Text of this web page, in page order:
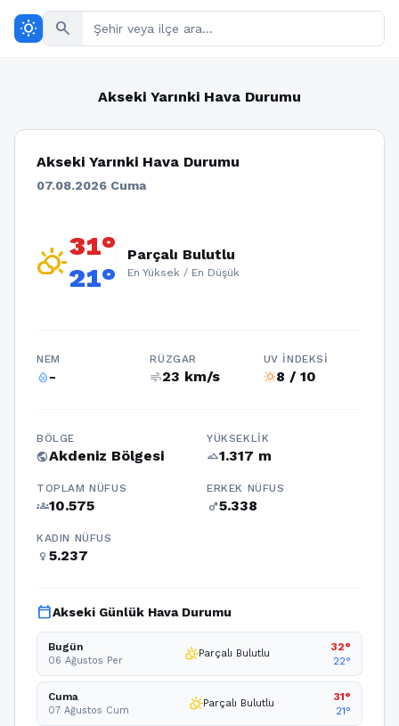
wb_sunny search
Akseki Yarınki Hava Durumu
Akseki Yarınki Hava Durumu
07.08.2026 Cuma
partly_cloudy_day31°
21°
Parçalı Bulutlu
En Yüksek / En Düşük
NEM
humidity_percentage-
RÜZGAR
air23 km/s
UV İNDEKSI
wb_sunny8 / 10
BÖLGE
publicAkdeniz Bölgesi
YÜKSEKLIK
terrain1.317 m
TOPLAM NÜFUS
groups10.575
ERKEK NÜFUS
male5.338
KADIN NÜFUS
female 5.237
calendar_todayAkseki Günlük Hava Durumu
Bugün
06 Ağustos Per partly_cloudy_dayParçalı Bulutlu
32°
22°
Cuma
07 Ağustos Cum partly_cloudy_dayParçalı Bulutlu
31°
21°